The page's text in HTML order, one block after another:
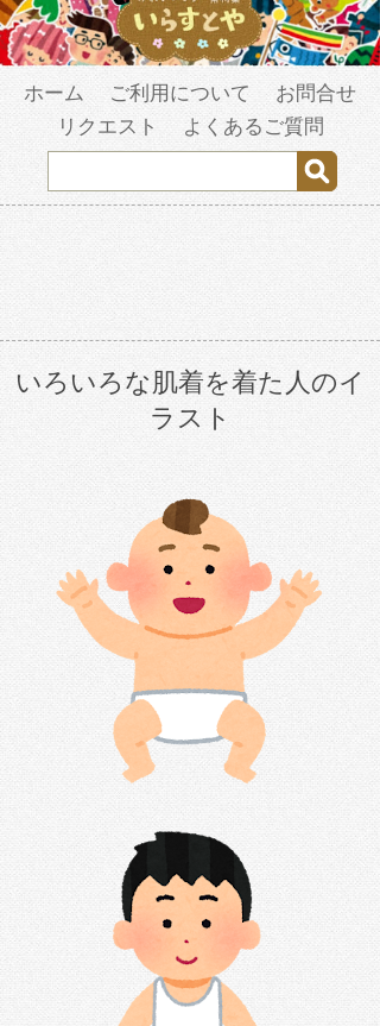
ホーム ご利用について
お問合せ
リクエスト
よくあるご質問
いろいろな肌着を着た人のイ
ラスト